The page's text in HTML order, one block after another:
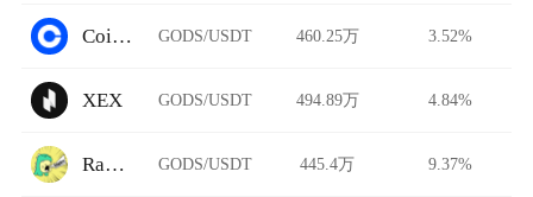
Coinbase Pro GODS/USDT 460.25万 3.52%
XEX GODS/USDT 494.89万 4.84%
Rawr Trade GODS/USDT 445.4万 9.37%